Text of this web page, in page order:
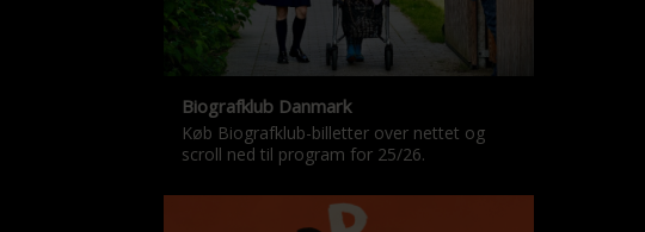
Biografklub Danmark
Køb Biografklub-billetter over nettet og
scroll ned til program for 25/26.